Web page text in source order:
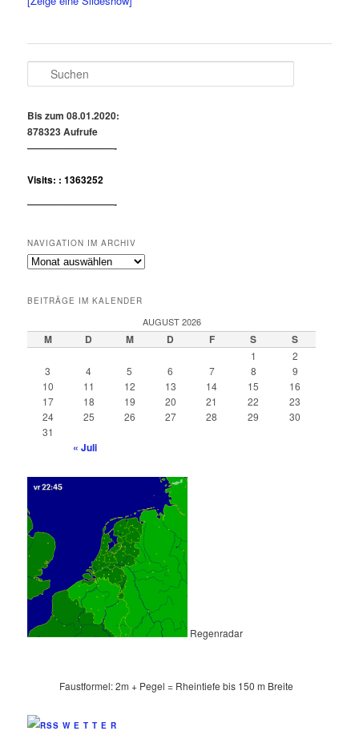
u
h
e
Bis zum 08.01.2020:
878323 Aufrufe
—————————-
Visits: : 1363252
—————————-
NAVIGATION IM ARCHIV
Navigation
BEITRÄGE IM KALENDER
AUGUST 2026
M D M D F S S
1
2
3
4 5 6 7 8
9
10
11 12 13 14 15
16
17
18 19 20 21 22
23
24
25 26 27 28 29
30
31
« Juli
Regenradar
Faustformel: 2m + Pegel = Rheintiefe bis 150 m Breite
W E T T E R